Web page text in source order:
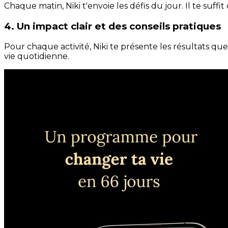
Chaque matin, Niki t'envoie les défis du jour. Il te
4. Un impact clair et des conseils pratiques
Pour chaque activité, Niki te présente les résultats
vie quotidienne.